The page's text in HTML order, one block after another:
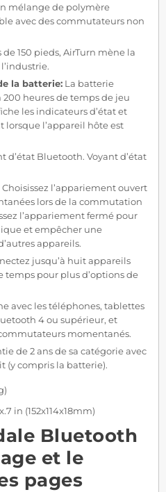
mélange de polymère
avec des commutateurs non
de 150 pieds, AirTurn mène la
la batterie: La batterie
heures de temps de jeu
les indicateurs d’état et
l’appareil hôte est
d’état Bluetooth. Voyant d’état
Choisissez l’appariement ouvert
lors de la commutation
l’appariement fermé pour
et empêcher une
appareils.
jusqu’à huit appareils
temps pour plus d’options de
avec les téléphones, tablettes
4 ou supérieur, et
momentanés.
de 2 ans de sa catégorie avec
(y compris la batterie).
in (152x114x18mm)
Bluetooth
et le
pages